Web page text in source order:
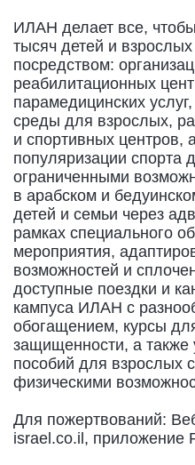
ИЛАН делает все,
тысяч детей и
посредством:
реабилитационных
парамедицинских
среды для взрослых,
и спортивных центров,
популяризации спорта
ограниченными
в арабском и
детей и семьи через
рамках специального
мероприятия,
возможностей и
доступные поездки и
кампуса ИЛАН с
обогащением, курсы
защищенности, а также
пособий для взрослых
физическими
Для пожертвований:
israel.co.il, приложение